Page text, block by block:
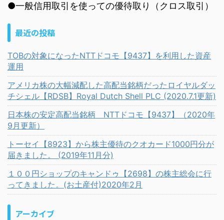
●一般信用取引を使っての優待取り（クロス取引）
最近の投稿
TOBの対象になったNTTドコモ【9437】を利用した資産
運用
アメリカ株の大幅減配した高配当銘柄だったロイヤルダッ
チシェル【RDSB】Royal Dutch Shell PLC (2020.7.1更新)
日本株の安定高配当銘柄 NTTドコモ【9437】（2020年
9月更新）
トーセイ【8923】から株主優待のクオカード1000円分が
届きました。 (2019年11月分)
１００円ショップのキャンドゥ【2698】の株主総会に行
ってきました。(お土産付)2020年2月
アーカイブ